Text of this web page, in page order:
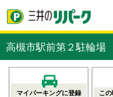
高槻市駅前第２駐輪場
マイパーキングに登録
こ